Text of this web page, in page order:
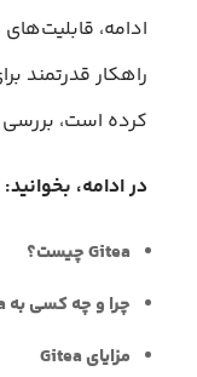
ادامه،
راهکار قدرتمند
کرده است،
در ادامه، بخوانید:
Gitea چیست؟
چرا و چه کسی به Gitea نیاز دارد؟
مزایای Gitea